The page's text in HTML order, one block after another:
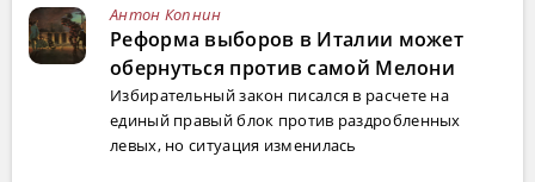
Антон Копнин
Реформа выборов в Италии может
обернуться против самой Мелони
Избирательный закон писался в расчете на
единый правый блок против раздробленных
левых, но ситуация изменилась